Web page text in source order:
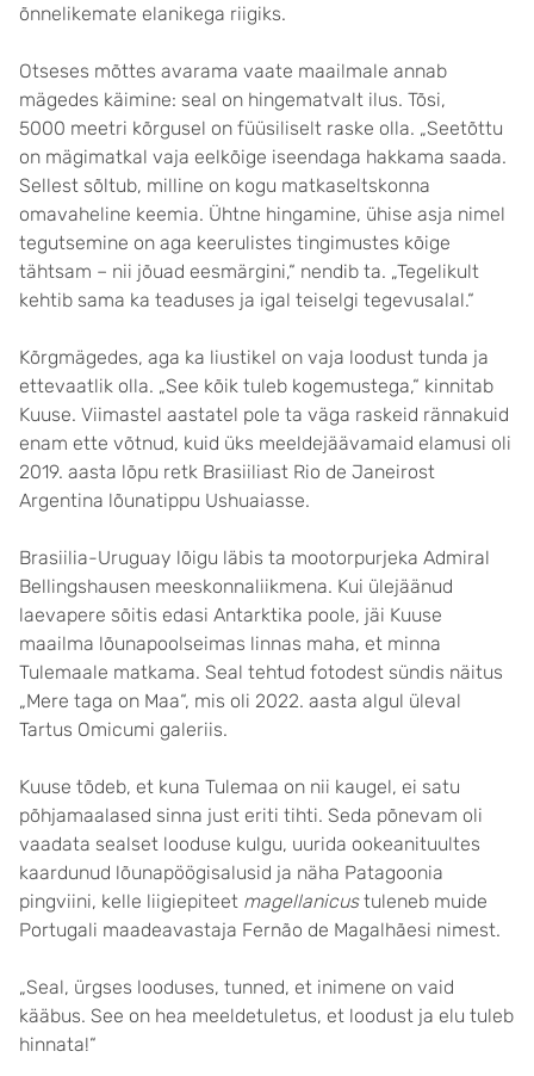
õnnelikemate elanikega riigiks.
Otseses mõttes avarama vaate maailmale annab
mägedes käimine: seal on hingematvalt ilus. Tõsi,
5000 meetri kõrgusel on füüsiliselt raske olla. „Seetõttu
on mägimatkal vaja eelkõige iseendaga hakkama saada.
Sellest sõltub, milline on kogu matkaseltskonna
omavaheline keemia. Ühtne hingamine, ühise asja nimel
tegutsemine on aga keerulistes tingimustes kõige
tähtsam – nii jõuad eesmärgini,“ nendib ta. „Tegelikult
kehtib sama ka teaduses ja igal teiselgi tegevusalal.“
Kõrgmägedes, aga ka liustikel on vaja loodust tunda ja
ettevaatlik olla. „See kõik tuleb kogemustega,“ kinnitab
Kuuse. Viimastel aastatel pole ta väga raskeid rännakuid
enam ette võtnud, kuid üks meeldejäävamaid elamusi oli
2019. aasta lõpu retk Brasiiliast Rio de Janeirost
Argentina lõunatippu Ushuaiasse.
Brasiilia-Uruguay lõigu läbis ta mootorpurjeka Admiral
Bellingshausen meeskonnaliikmena. Kui ülejäänud
laevapere sõitis edasi Antarktika poole, jäi Kuuse
maailma lõunapoolseimas linnas maha, et minna
Tulemaale matkama. Seal tehtud fotodest sündis näitus
„Mere taga on Maa“, mis oli 2022. aasta algul üleval
Tartus Omicumi galeriis.
Kuuse tõdeb, et kuna Tulemaa on nii kaugel, ei satu
põhjamaalased sinna just eriti tihti. Seda põnevam oli
vaadata sealset looduse kulgu, uurida ookeanituultes
kaardunud lõunapöögisalusid ja näha Patagoonia
pingviini, kelle liigiepiteet magellanicustuleneb muide
Portugali maadeavastaja Fernão de Magalhãesi nimest.
„Seal, ürgses looduses, tunned, et inimene on vaid
kääbus. See on hea meeldetuletus, et loodust ja elu tuleb
hinnata!“